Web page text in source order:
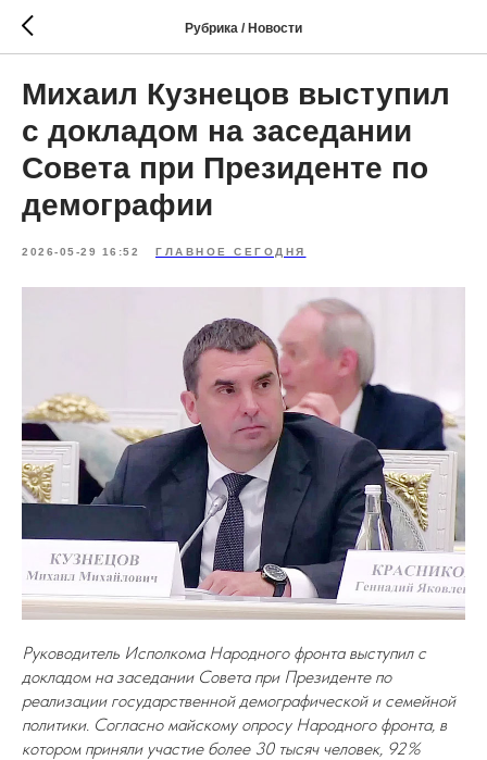
Рубрика / Новости
Михаил Кузнецов выступил
с докладом на заседании
Совета при Президенте по
демографии
2026-05-29 16:52 ГЛАВНОЕ СЕГОДНЯ
Руководитель Исполкома Народного фронта выступил с
докладом на заседании Совета при Президенте по
реализации государственной демографической и семейной
политики. Согласно майскому опросу Народного фронта, в
котором приняли участие более 30 тысяч человек, 92%